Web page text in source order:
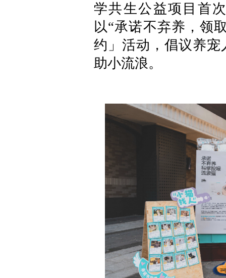
学共生公益项目首
以“承诺不弃养，领
约」活动，倡议养
助小流浪。